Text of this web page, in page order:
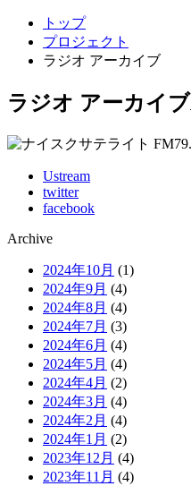
トップ
プロジェクト
ラジオ アーカイブ
ラジオ アーカイブ
Ustream
twitter
facebook
Archive
2024年10月 (1)
2024年9月 (4)
2024年8月 (4)
2024年7月 (3)
2024年6月 (4)
2024年5月 (4)
2024年4月 (2)
2024年3月 (4)
2024年2月 (4)
2024年1月 (2)
2023年12月 (4)
2023年11月 (4)